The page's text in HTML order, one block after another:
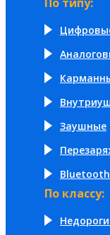
Заушные
Bluetooth
По классу: